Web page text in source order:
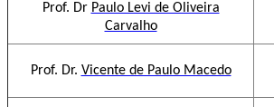
Prof. Dr Paulo Levi de Oliveira
Carvalho
Prof. Dr. Vicente de Paulo Macedo